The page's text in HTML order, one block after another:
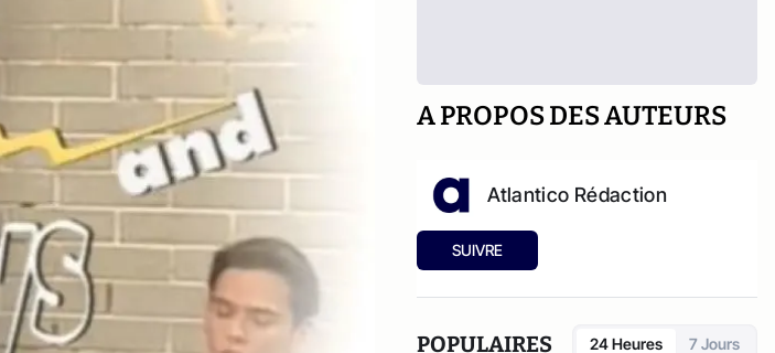
A PROPOS DES AUTEURS
Atlantico Rédaction
SUIVRE
POPULAIRES 24 Heures 7 Jours